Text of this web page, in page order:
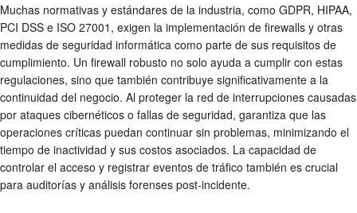
Muchas normativas y estándares de la industria, como GDPR, HIPAA,
PCI DSS e ISO 27001, exigen la implementación de firewalls y otras
medidas de seguridad informática como parte de sus requisitos de
cumplimiento. Un firewall robusto no solo ayuda a cumplir con estas
regulaciones, sino que también contribuye significativamente a la
continuidad del negocio. Al proteger la red de interrupciones causadas
por ataques cibernéticos o fallas de seguridad, garantiza que las
operaciones críticas puedan continuar sin problemas, minimizando el
tiempo de inactividad y sus costos asociados. La capacidad de
controlar el acceso y registrar eventos de tráfico también es crucial
para auditorías y análisis forenses post-incidente.